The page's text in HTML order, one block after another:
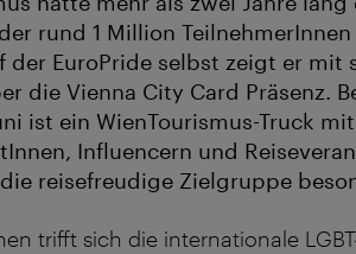
rund 1 Million
EuroPride selbst zeigt er mit
die Vienna City Card Präsenz.
ist ein WienTourismus-Truck mit
Influencern und
reisefreudige Zielgruppe
trifft sich die internationale